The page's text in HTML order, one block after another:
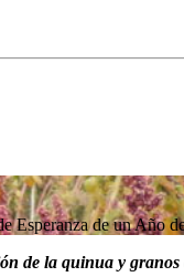
Esperanza de un Año
de la quinua y